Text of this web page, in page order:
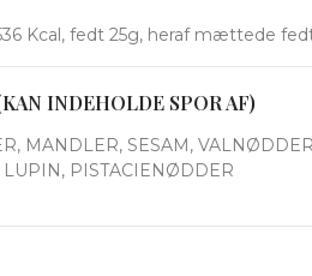
Kcal, fedt 25g, heraf mættede
INDEHOLDE SPOR AF)
MANDLER, SESAM,
PISTACIENØDDER